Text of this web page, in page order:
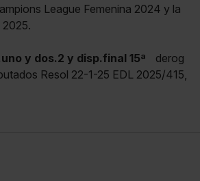
League Femenina 2024 y la
y dos.2 y disp.final 15ª
derog
Resol 22-1-25 EDL 2025/415,